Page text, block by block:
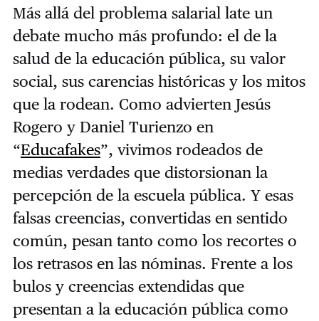
Más allá del problema salarial late un
debate mucho más profundo: el de la
salud de la educación pública, su valor
social, sus carencias históricas y los mitos
que la rodean. Como advierten Jesús
Rogero y Daniel Turienzo en
“Educafakes”, vivimos rodeados de
medias verdades que distorsionan la
percepción de la escuela pública. Y esas
falsas creencias, convertidas en sentido
común, pesan tanto como los recortes o
los retrasos en las nóminas. Frente a los
bulos y creencias extendidas que
presentan a la educación pública como